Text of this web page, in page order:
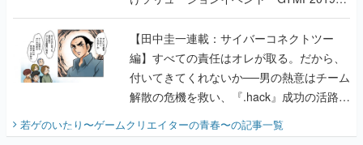
に行って、より理解を深めよう【PR】
【田中圭一連載：サイバーコネクトツー
編】すべての責任はオレが取る。だから、
付いてきてくれないか──男の熱意はチーム
解散の危機を救い、『.hack』成功の活路を
『少年ジャンプ』色だった【若ゲのいた
若ゲのいたり〜ゲームクリエイターの青春〜の記事一覧